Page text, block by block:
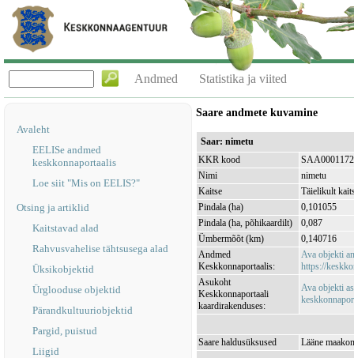
Andmed Statistika ja viited
Avaleht
EELISe andmed
keskkonnaportaalis
Loe siit "Mis on EELIS?"
Otsing ja artiklid
Kaitstavad alad
Rahvusvahelise tähtsusega alad
Üksikobjektid
Ürglooduse objektid
Pärandkultuuriobjektid
Pargid, puistud
Liigid
Saare andmete kuvamine
Saar: nimetu
KKR kood
SAA0001172
Nimi
nimetu
Kaitse
Täielikult
Pindala (ha)
0,101055
Pindala (ha, põhikaardilt)
0,087
Ümbermõõt (km)
0,140716
Andmed
Keskkonnaportaalis:
Ava objekti
https://
Asukoht
Keskkonnaportaali
kaardirakenduses:
Ava objekti
Saare haldusüksused Lääne